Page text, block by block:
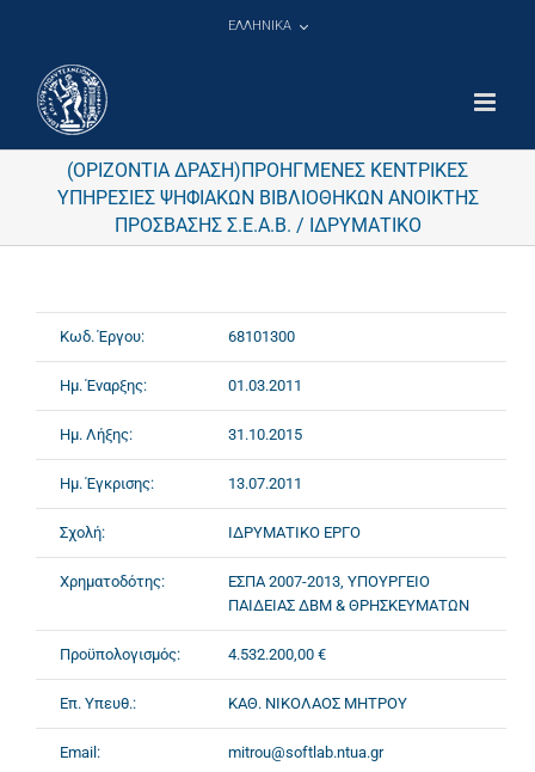
ΕΛΛΗΝΙΚΑ
(ΟΡΙΖΟΝΤΙΑ ΔΡΑΣΗ)ΠΡΟΗΓΜΕΝΕΣ ΚΕΝΤΡΙΚΕΣ
ΥΠΗΡΕΣΙΕΣ ΨΗΦΙΑΚΩΝ ΒΙΒΛΙΟΘΗΚΩΝ ΑΝΟΙΚΤΗΣ
ΠΡΟΣΒΑΣΗΣ Σ.Ε.Α.Β. / ΙΔΡΥΜΑΤΙΚΟ
Κωδ. Έργου: 68101300
Ημ. Έναρξης: 01.03.2011
Ημ. Λήξης: 31.10.2015
Ημ. Έγκρισης: 13.07.2011
Σχολή: ΙΔΡΥΜΑΤΙΚΟ ΕΡΓΟ
Χρηματοδότης:
ΕΣΠΑ 2007-2013, ΥΠΟΥΡΓΕΙΟ
ΠΑΙΔΕΙΑΣ ΔΒΜ & ΘΡΗΣΚΕΥΜΑΤΩΝ
Προϋπολογισμός: 4.532.200,00 €
Επ. Υπευθ.: ΚΑΘ. ΝΙΚΟΛΑΟΣ ΜΗΤΡΟΥ
Email: mitrou@softlab.ntua.gr